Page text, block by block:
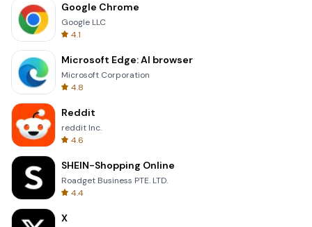
Google Chrome
Google LLC
4.1
Microsoft Edge: AI browser
Microsoft Corporation
4.8
Reddit
reddit Inc.
4.6
SHEIN-Shopping Online
Roadget Business PTE. LTD.
4.4
X